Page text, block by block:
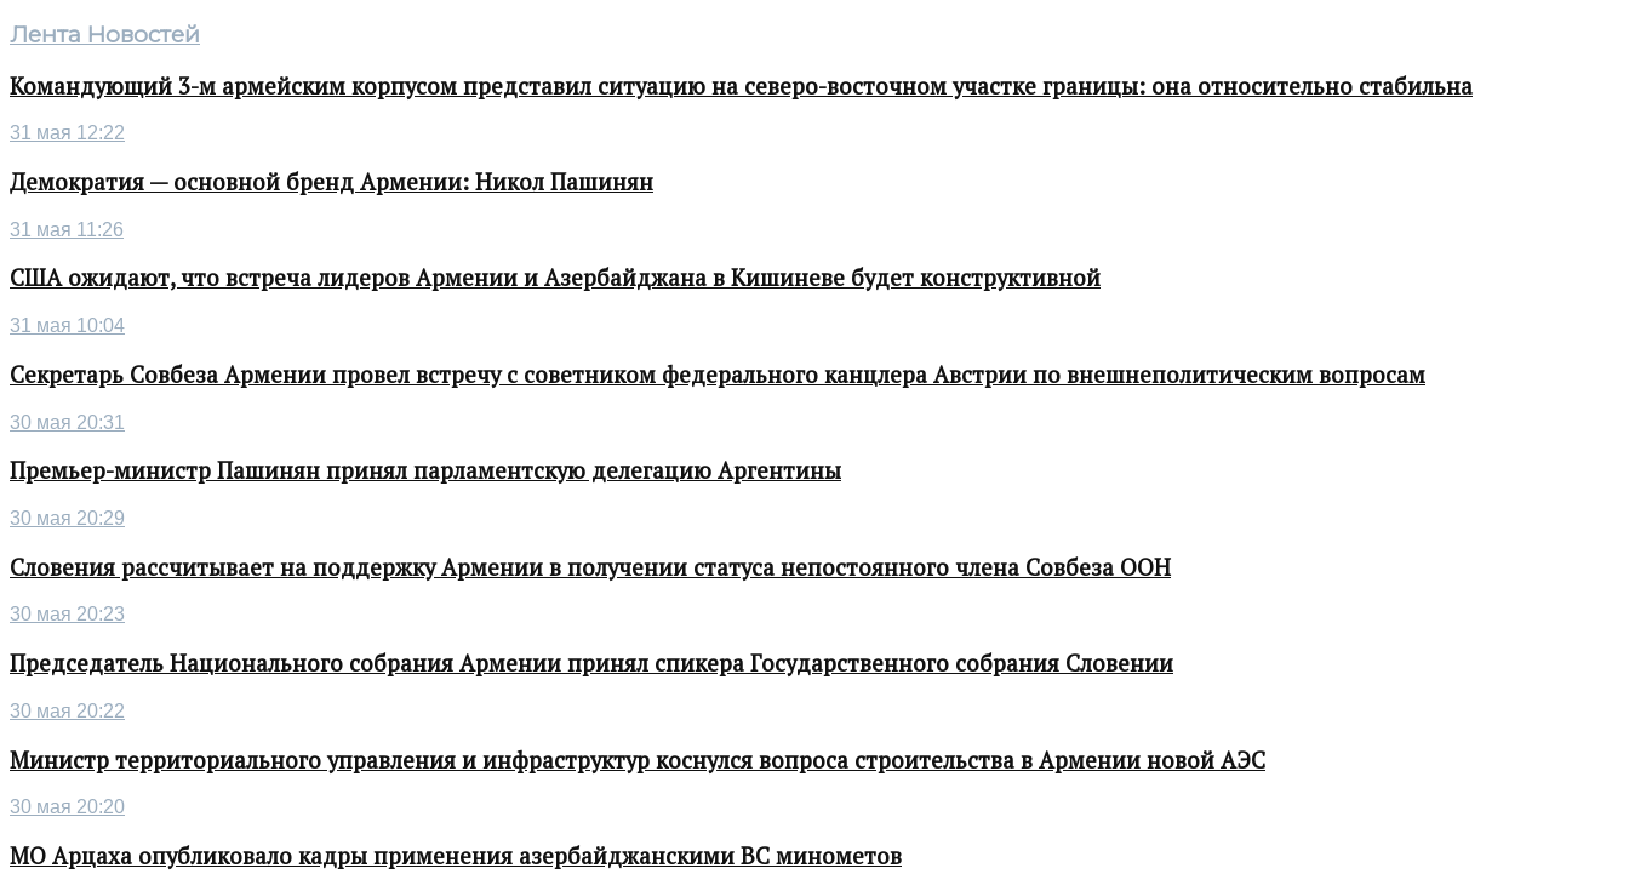
Лента Новостей
Командующий 3-м армейским корпусом представил ситуацию на северо-восточном участке границы: она относительно стабильна
31 мая 12:22
Демократия — основной бренд Армении: Никол Пашинян
31 мая 11:26
США ожидают, что встреча лидеров Армении и Азербайджана в Кишиневе будет конструктивной
31 мая 10:04
Секретарь Совбеза Армении провел встречу с советником федерального канцлера Австрии по внешнеполитическим вопросам
30 мая 20:31
Премьер-министр Пашинян принял парламентскую делегацию Аргентины
30 мая 20:29
Словения рассчитывает на поддержку Армении в получении статуса непостоянного члена Совбеза ООН
30 мая 20:23
Председатель Национального собрания Армении принял спикера Государственного собрания Словении
30 мая 20:22
Министр территориального управления и инфраструктур коснулся вопроса строительства в Армении новой АЭС
30 мая 20:20
МО Арцаха опубликовало кадры применения азербайджанскими ВС минометов